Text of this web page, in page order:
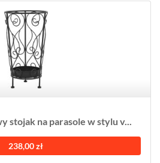
stojak na parasole w stylu v...
238,00 zł